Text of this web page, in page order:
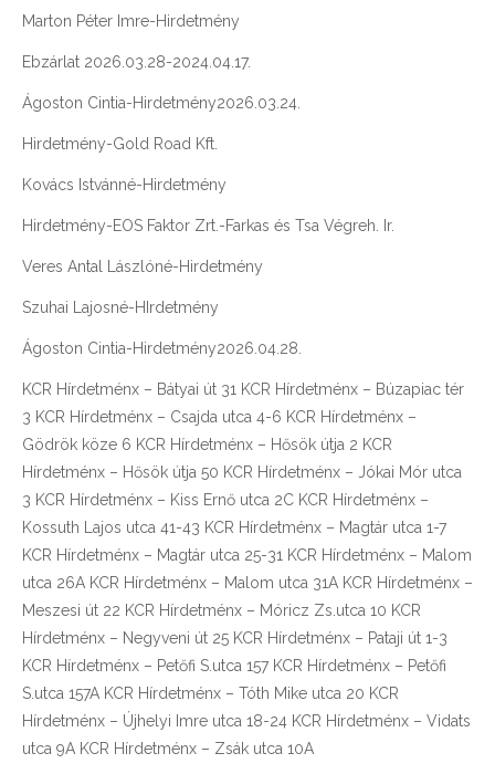
Marton Péter Imre-Hirdetmény
Ebzárlat 2026.03.28-2024.04.17.
Ágoston Cintia-Hirdetmény2026.03.24.
Hirdetmény-Gold Road Kft.
Kovács Istvánné-Hirdetmény
Hirdetmény-EOS Faktor Zrt.-Farkas és Tsa Végreh. Ir.
Veres Antal Lászlóné-Hirdetmény
Szuhai Lajosné-HIrdetmény
Ágoston Cintia-Hirdetmény2026.04.28.
KCR Hírdetménx – Bátyai út 31 KCR Hírdetménx – Búzapiac tér
3 KCR Hírdetménx – Csajda utca 4-6 KCR Hírdetménx –
Gödrök köze 6 KCR Hírdetménx – Hősök útja 2 KCR
Hírdetménx – Hősök útja 50 KCR Hírdetménx – Jókai Mór utca
3 KCR Hírdetménx – Kiss Ernő utca 2C KCR Hírdetménx –
Kossuth Lajos utca 41-43 KCR Hírdetménx – Magtár utca 1-7
KCR Hírdetménx – Magtár utca 25-31 KCR Hírdetménx – Malom
utca 26A KCR Hírdetménx – Malom utca 31A KCR Hírdetménx –
Meszesi út 22 KCR Hírdetménx – Móricz Zs.utca 10 KCR
Hírdetménx – Negyveni út 25 KCR Hírdetménx – Pataji út 1-3
KCR Hírdetménx – Petőfi S.utca 157 KCR Hírdetménx – Petőfi
S.utca 157A KCR Hírdetménx – Tóth Mike utca 20 KCR
Hírdetménx – Újhelyi Imre utca 18-24 KCR Hírdetménx – Vidats
utca 9A KCR Hírdetménx – Zsák utca 10A